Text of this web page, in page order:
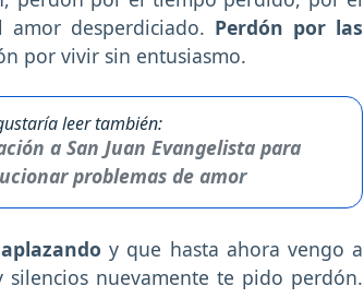
desperdiciado. Perdón por las
por vivir sin entusiasmo.
leer también:
a San Juan Evangelista para
problemas de amor
y que hasta ahora vengo a
nuevamente te pido perdón.